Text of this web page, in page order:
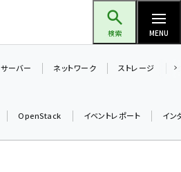
検索 MENU
サーバー ネットワーク ストレージ
OpenStack イベントレポート イン